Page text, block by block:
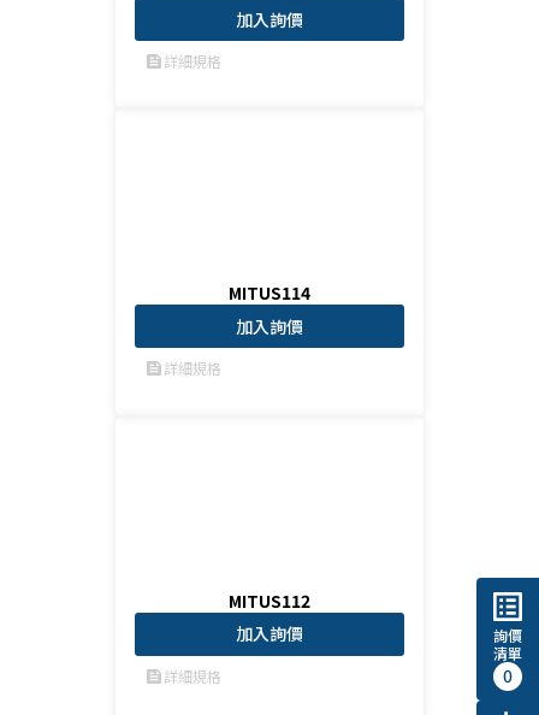
加入詢價
feed詳細規格
MITUS114
加入詢價
feed詳細規格
MITUS112
加入詢價
feed詳細規格
list_alt
詢價
清單
0